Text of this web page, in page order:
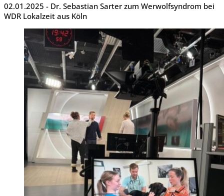
02.01.2025 - Dr. Sebastian Sarter zum Werwolfsyndrom bei
WDR Lokalzeit aus Köln